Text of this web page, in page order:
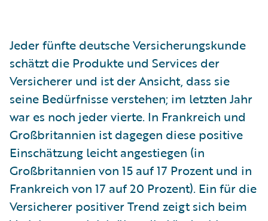
Jeder fünfte deutsche Versicherungskunde
schätzt die Produkte und Services der
Versicherer und ist der Ansicht, dass sie
seine Bedürfnisse verstehen; im letzten Jahr
war es noch jeder vierte. In Frankreich und
Großbritannien ist dagegen diese positive
Einschätzung leicht angestiegen (in
Großbritannien von 15 auf 17 Prozent und in
Frankreich von 17 auf 20 Prozent). Ein für die
Versicherer positiver Trend zeigt sich beim